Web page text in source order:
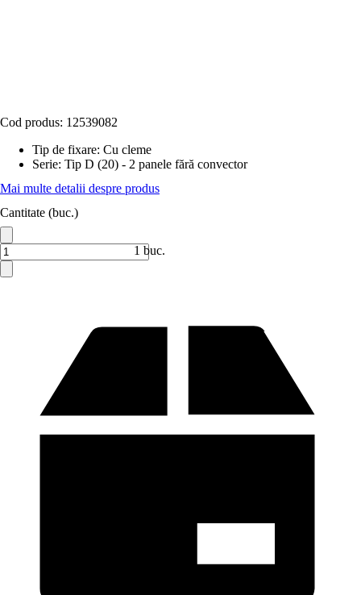
Cod produs: 12539082
Tip de fixare: Cu cleme
Serie: Tip D (20) - 2 panele fără convector
Mai multe detalii despre produs
Cantitate (buc.)
1 buc.